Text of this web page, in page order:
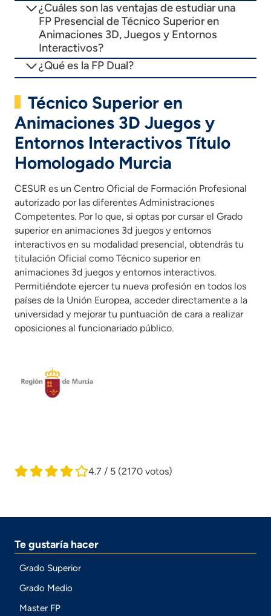
¿Cuáles son las ventajas de estudiar una
FP Presencial de Técnico Superior en
Animaciones 3D, Juegos y Entornos
Interactivos?
¿Qué es la FP Dual?
Técnico Superior en
Animaciones 3D Juegos y
Entornos Interactivos Título
Homologado Murcia
CESUR es un Centro Oficial de Formación Profesional
autorizado por las diferentes Administraciones
Competentes. Por lo que, si optas por cursar el Grado
superior en animaciones 3d juegos y entornos
interactivos en su modalidad presencial, obtendrás tu
titulación Oficial como Técnico superior en
animaciones 3d juegos y entornos interactivos.
Permitiéndote ejercer tu nueva profesión en todos los
países de la Unión Europea, acceder directamente a la
universidad y mejorar tu puntuación de cara a realizar
oposiciones al funcionariado público.
4.7 / 5 (2170 votos)
Te gustaría hacer
Grado Superior
Grado Medio
Master FP